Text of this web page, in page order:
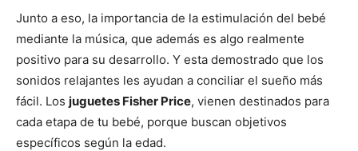
Junto a eso, la importancia de la estimulación del bebé
mediante la música, que además es algo realmente
positivo para su desarrollo. Y esta demostrado que los
sonidos relajantes les ayudan a conciliar el sueño más
fácil. Los juguetes Fisher Price, vienen destinados para
cada etapa de tu bebé, porque buscan objetivos
específicos según la edad.